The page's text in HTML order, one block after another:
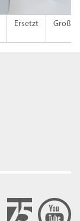
Ersetzt Groß